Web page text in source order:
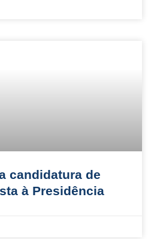
candidatura de
à Presidência